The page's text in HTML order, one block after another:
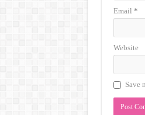
Email *
Website
Save